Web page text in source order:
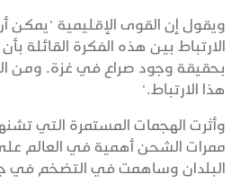
ويقول إن القوى الإقليمية
الارتباط بين هذه الفكرة القائلة
بحقيقة وجود صراع في غزة. ومن
هذا الارتباط."
وأثرت الهجمات المستمرة التي
ممرات الشحن أهمية في العالم
البلدان وساهمت في التضخم في